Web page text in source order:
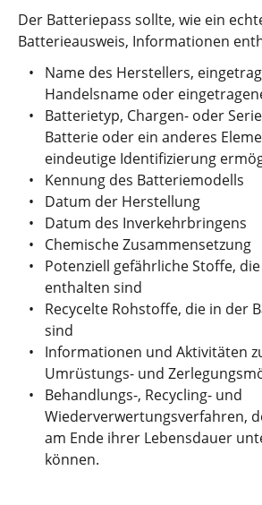
Der Batteriepass sollte, wie ein
Batterieausweis, Informationen
Name des Herstellers,
Handelsname oder
Batterietyp, Chargen- oder
Batterie oder ein anderes
eindeutige Identifizierung
Kennung des Batteriemodells
Datum der Herstellung
Datum des Inverkehrbringens
Chemische Zusammensetzung
Potenziell gefährliche Stoffe,
enthalten sind
Recycelte Rohstoffe, die in der
sind
Informationen und Aktivitäten
Umrüstungs- und
Behandlungs-, Recycling- und
Wiederverwertungsverfahren,
am Ende ihrer Lebensdauer
können.